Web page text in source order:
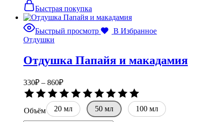
вариаций.
можно
странице
товара.
Быстрая покупка
Быстрый просмотр
В Избранное
Отдушки
Отдушка Папайя и макадамия
330₽ – 860₽Диапазон
цен:
330₽
–
860₽
0
из
5
Объём 20 мл 50 мл
100 мл